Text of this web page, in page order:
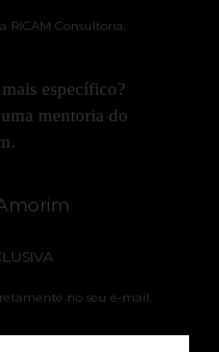
RICAM Consultoria.
específico?
mentoria do
no seu e-mail.